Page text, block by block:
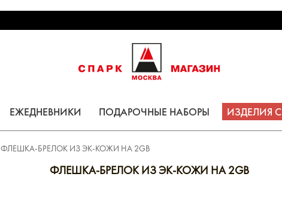
ЕЖЕДНЕВНИКИ ПОДАРОЧНЫЕ НАБОРЫ ИЗДЕЛИЯ
ФЛЕШКА-БРЕЛОК ИЗ ЭК-КОЖИ НА 2GB
ФЛЕШКА-БРЕЛОК ИЗ ЭК-КОЖИ НА 2GB